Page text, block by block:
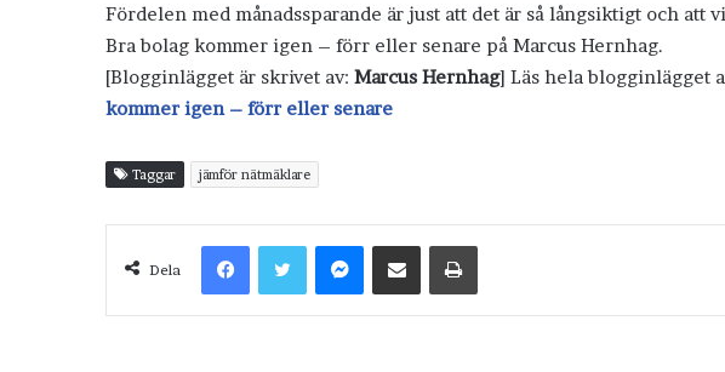
Fördelen med månadssparande är just att det är så långsiktigt och
Bra bolag kommer igen – förr eller senare på Marcus Hernhag.
[Blogginlägget är skrivet av: Marcus Hernhag] Läs hela blogginlägget
kommer igen – förr eller senare
Taggar jämför nätmäklare
Dela
FacebookTwitterMessenger
Dela via e-post Skriv ut